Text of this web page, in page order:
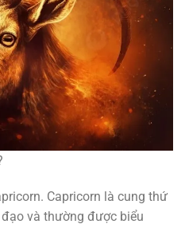
Capricorn là cung thứ
và thường được biểu